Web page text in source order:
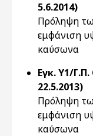
5.6.2014)
Πρόληψη
εμφάνιση
καύσωνα
Εγκ. Y1/
22.5.2013)
Πρόληψη
εμφάνιση
καύσωνα